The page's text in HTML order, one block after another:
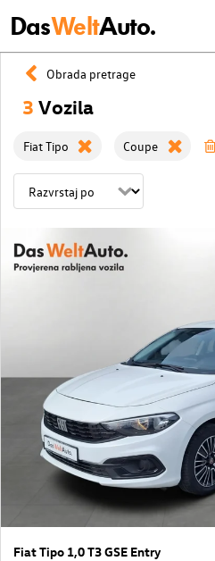
DasWeltAuto.
Obrada pretrage
3 Vozila
Fiat Tipo Coupe
Fiat Tipo 1,0 T3 GSE Entry